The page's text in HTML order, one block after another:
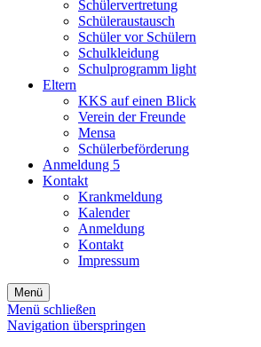
Schülervertretung
Schüleraustausch
Schüler vor Schülern
Schulkleidung
Schulprogramm light
Eltern
KKS auf einen Blick
Verein der Freunde
Mensa
Schülerbeförderung
Anmeldung 5
Kontakt
Krankmeldung
Kalender
Anmeldung
Kontakt
Impressum
Menü
Menü schließen
Navigation überspringen